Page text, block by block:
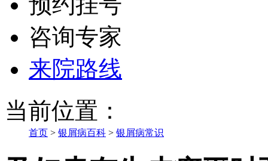
咨询专家
来院路线
当前位置：
首页 > 银屑病百科 > 银屑病常识